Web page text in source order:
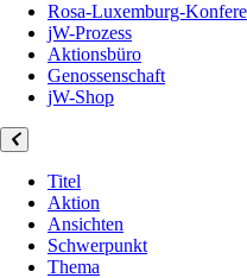
Rosa-Luxemburg-
jW-Prozess
Aktionsbüro
Genossenschaft
jW-Shop
Titel
Aktion
Ansichten
Schwerpunkt
Thema